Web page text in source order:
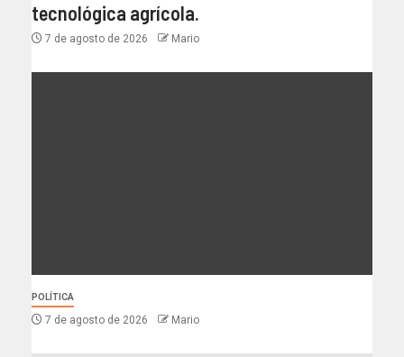
tecnológica agrícola.
7 de agosto de 2026 Mario
POLÍTICA
7 de agosto de 2026 Mario